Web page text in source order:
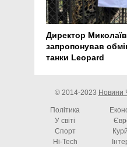
Директор
запропонував
танки Leopard
© 2014-2023 Новини
Політика
У світі
Спорт
Hi-Tech